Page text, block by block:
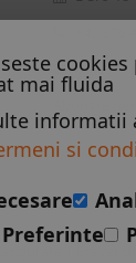
cookies
mai fluida
informatii
si
Preferinte